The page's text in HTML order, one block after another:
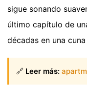
sigue sonando
último capítulo de
décadas en una
🔗 Leer más: